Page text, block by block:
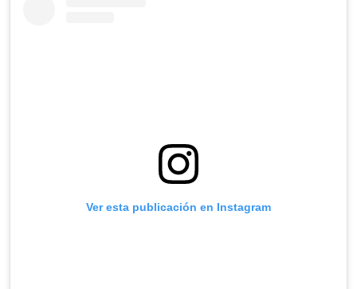
Ver esta publicación en Instagram